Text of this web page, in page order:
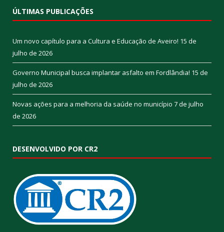
ÚLTIMAS PUBLICAÇÕES
Um novo capítulo para a Cultura e Educação de Aveiro! 15 de
julho de 2026
Governo Municipal busca implantar asfalto em Fordlândia! 15 de
julho de 2026
Novas ações para a melhoria da saúde no município 7 de julho
de 2026
DESENVOLVIDO POR CR2